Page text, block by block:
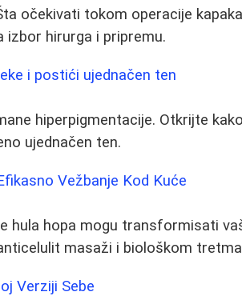
očekivati tokom operacije
izbor hirurga i pripremu.
i postići ujednačen ten
hiperpigmentacije. Otkrijte
ujednačen ten.
Vežbanje Kod Kuće
hula hopa mogu transformisati
masaži i biološkom
Verziji Sebe